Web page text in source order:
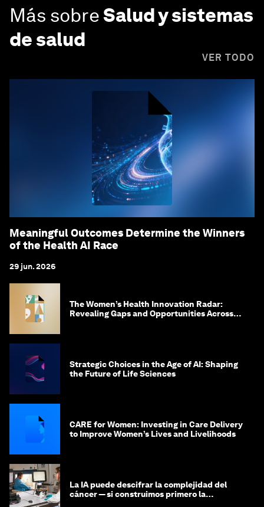
Más sobreSalud y sistemas
de salud
VER TODO
Meaningful Outcomes Determine the Winners
of the Health AI Race
29 jun. 2026
The Women’s Health Innovation Radar:
Revealing Gaps and Opportunities Across
Strategic Choices in the Age of AI: Shaping
the Future of Life Sciences
CARE for Women: Investing in Care Delivery
to Improve Women’s Lives and Livelihoods
La IA puede descifrar la complejidad del
cáncer — si construimos primero la